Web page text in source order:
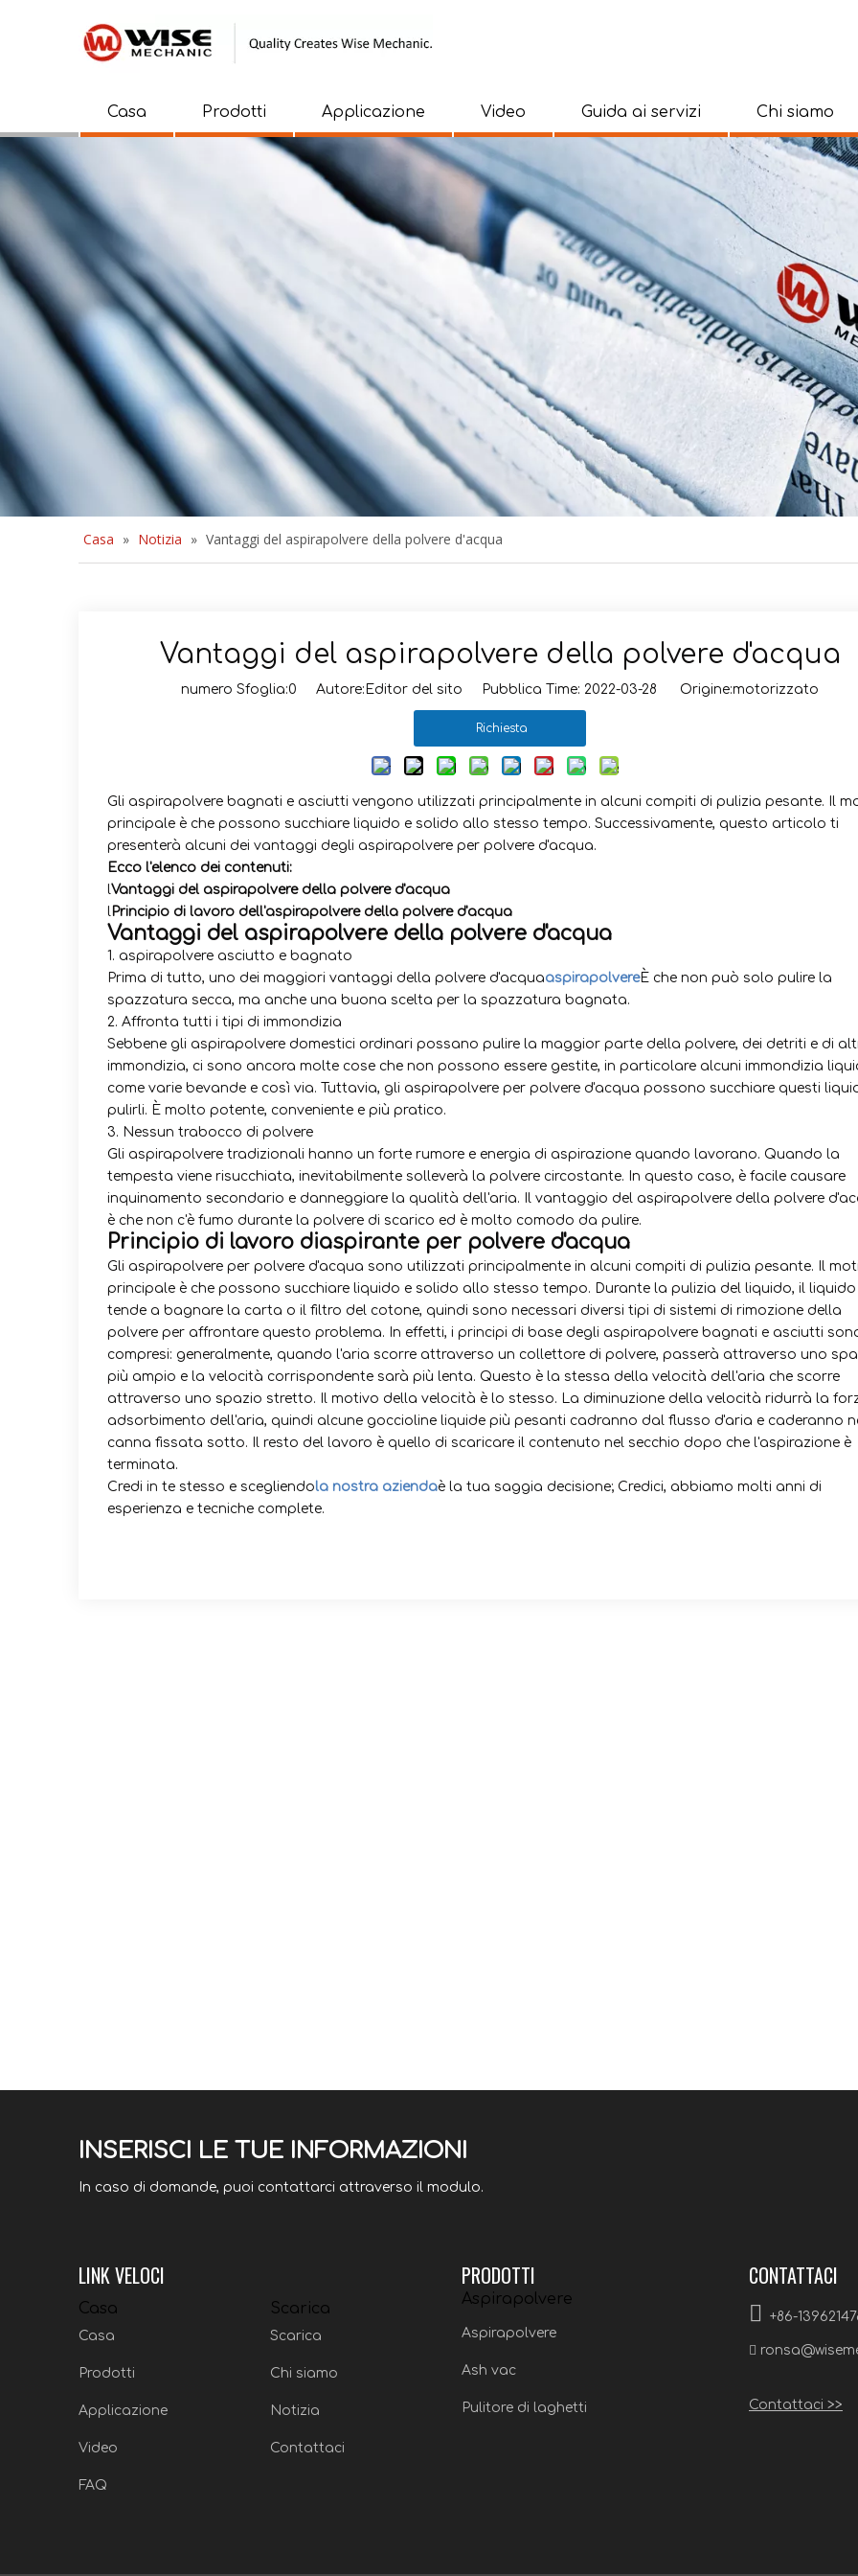
Casa Prodotti Applicazione Video Guida ai servizi Chi siamo
Casa » Notizia » Vantaggi del aspirapolvere della polvere d'acqua
Vantaggi del aspirapolvere della polvere d'acqua
numero Sfoglia:0 Autore:Editor del sito Pubblica Time: 2022-03-28 Origine:motorizzato
Richiesta
Gli aspirapolvere bagnati e asciutti vengono utilizzati principalmente in alcuni compiti di pulizia pesante. Il
principale è che possono succhiare liquido e solido allo stesso tempo. Successivamente, questo articolo ti
presenterà alcuni dei vantaggi degli aspirapolvere per polvere d'acqua.
Ecco l'elenco dei contenuti:
lVantaggi del aspirapolvere della polvere d'acqua
lPrincipio di lavoro dell'aspirapolvere della polvere d'acqua
Vantaggi del aspirapolvere della polvere d'acqua
1. aspirapolvere asciutto e bagnato
Prima di tutto, uno dei maggiori vantaggi della polvere d'acquaaspirapolvereÈ che non può solo pulire la
spazzatura secca, ma anche una buona scelta per la spazzatura bagnata.
2. Affronta tutti i tipi di immondizia
Sebbene gli aspirapolvere domestici ordinari possano pulire la maggior parte della polvere, dei detriti e di
immondizia, ci sono ancora molte cose che non possono essere gestite, in particolare alcuni immondizia
come varie bevande e così via. Tuttavia, gli aspirapolvere per polvere d'acqua possono succhiare questi
pulirli. È molto potente, conveniente e più pratico.
3. Nessun trabocco di polvere
Gli aspirapolvere tradizionali hanno un forte rumore e energia di aspirazione quando lavorano. Quando la
tempesta viene risucchiata, inevitabilmente solleverà la polvere circostante. In questo caso, è facile causare
inquinamento secondario e danneggiare la qualità dell'aria. Il vantaggio del aspirapolvere della polvere
è che non c'è fumo durante la polvere di scarico ed è molto comodo da pulire.
Principio di lavoro diaspirante per polvere d'acqua
Gli aspirapolvere per polvere d'acqua sono utilizzati principalmente in alcuni compiti di pulizia pesante. Il
principale è che possono succhiare liquido e solido allo stesso tempo. Durante la pulizia del liquido, il liquido
tende a bagnare la carta o il filtro del cotone, quindi sono necessari diversi tipi di sistemi di rimozione della
polvere per affrontare questo problema. In effetti, i principi di base degli aspirapolvere bagnati e asciutti
compresi: generalmente, quando l'aria scorre attraverso un collettore di polvere, passerà attraverso uno
più ampio e la velocità corrispondente sarà più lenta. Questo è la stessa della velocità dell'aria che scorre
attraverso uno spazio stretto. Il motivo della velocità è lo stesso. La diminuzione della velocità ridurrà la
adsorbimento dell'aria, quindi alcune goccioline liquide più pesanti cadranno dal flusso d'aria e caderanno
canna fissata sotto. Il resto del lavoro è quello di scaricare il contenuto nel secchio dopo che l'aspirazione è
terminata.
Credi in te stesso e scegliendola nostra aziendaè la tua saggia decisione; Credici, abbiamo molti anni di
esperienza e tecniche complete.
INSERISCI LE TUE INFORMAZIONI
In caso di domande, puoi contattarci attraverso il modulo.
LINK VELOCI
Casa
Casa
Prodotti
Applicazione
Video
FAQ
Scarica
Scarica
Chi siamo
Notizia
Contattaci
PRODOTTI
Aspirapolvere
Aspirapolvere
Ash vac
Pulitore di laghetti
CONTATTACI
 +86-

Contattaci >>